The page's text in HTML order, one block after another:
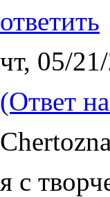
ответить
чт, 05/
(Ответ
я с